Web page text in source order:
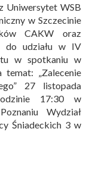
Uniwersytet WSB
w Szczecinie
CAKW oraz
do udziału w IV
w spotkaniu w
„Zalecenie
27 listopada
17:30 w
Wydział
Śniadeckich 3 w